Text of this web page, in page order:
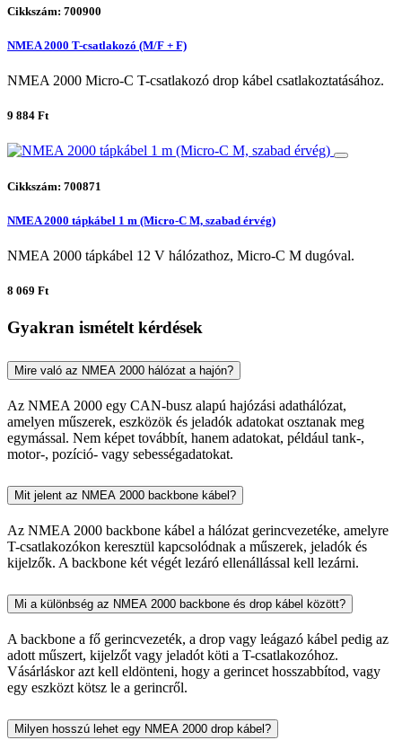
Cikkszám: 700900
NMEA 2000 T-csatlakozó (M/F + F)
NMEA 2000 Micro-C T-csatlakozó drop kábel csatlakoztatásához.
9 884 Ft
Cikkszám: 700871
NMEA 2000 tápkábel 1 m (Micro-C M, szabad érvég)
NMEA 2000 tápkábel 12 V hálózathoz, Micro-C M dugóval.
8 069 Ft
Gyakran ismételt kérdések
Mire való az NMEA 2000 hálózat a hajón?
Az NMEA 2000 egy CAN-busz alapú hajózási adathálózat,
amelyen műszerek, eszközök és jeladók adatokat osztanak meg
egymással. Nem képet továbbít, hanem adatokat, például tank-,
motor-, pozíció- vagy sebességadatokat.
Mit jelent az NMEA 2000 backbone kábel?
Az NMEA 2000 backbone kábel a hálózat gerincvezetéke, amelyre
T-csatlakozókon keresztül kapcsolódnak a műszerek, jeladók és
kijelzők. A backbone két végét lezáró ellenállással kell lezárni.
Mi a különbség az NMEA 2000 backbone és drop kábel között?
A backbone a fő gerincvezeték, a drop vagy leágazó kábel pedig az
adott műszert, kijelzőt vagy jeladót köti a T-csatlakozóhoz.
Vásárláskor azt kell eldönteni, hogy a gerincet hosszabbítod, vagy
egy eszközt kötsz le a gerincről.
Milyen hosszú lehet egy NMEA 2000 drop kábel?